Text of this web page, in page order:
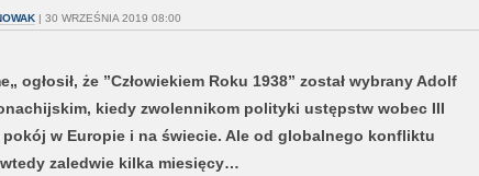
| 30 WRZEŚNIA 2019 08:00
ogłosił, że ”Człowiekiem Roku 1938” został wybrany Adolf
kiedy zwolennikom polityki ustępstw wobec III
pokój w Europie i na świecie. Ale od globalnego konfliktu
zaledwie kilka miesięcy…